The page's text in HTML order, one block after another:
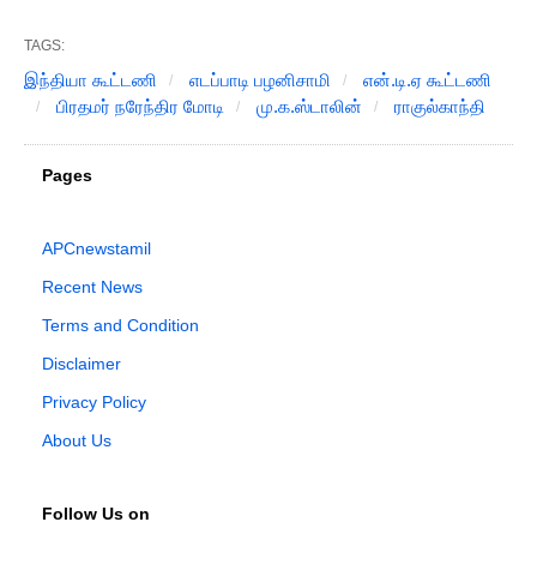
TAGS:
இந்தியா கூட்டணி எடப்பாடி பழனிசாமி
என்.டி.ஏ கூட்டணி
பிரதமர் நரேந்திர மோடி
மு.க.ஸ்டாலின் ராகுல்காந்தி
Pages
APCnewstamil
Recent News
Terms and Condition
Disclaimer
Privacy Policy
About Us
Follow Us on